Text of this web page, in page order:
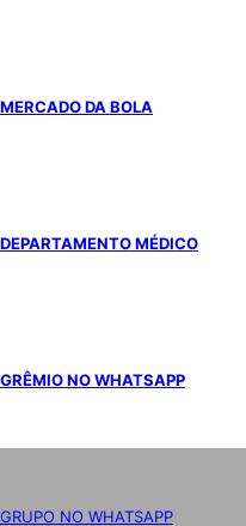
MERCADO DA BOLA
DEPARTAMENTO MÉDICO
GRÊMIO NO WHATSAPP
GRUPO NO WHATSAPP